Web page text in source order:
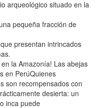
arqueológico situado en la
pequeña fracción de
presentan intrincados
la Amazonía! Las abejas
en PerúQuienes
son recompensados con
desierta: un
inca puede